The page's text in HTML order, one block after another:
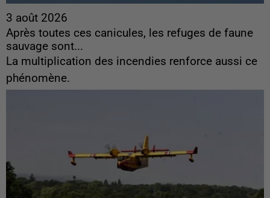
3 août 2026
Après toutes ces canicules, les refuges de faune
sauvage sont...
La multiplication des incendies renforce aussi ce
phénomène.